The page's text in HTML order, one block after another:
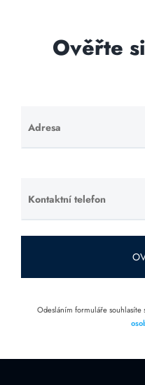
Ověřte
Adresa
Ponechte
toto pole
Kontaktní telefon
Ponechte
toto pole
prázdné.
Odesláním formuláře souhlasíte